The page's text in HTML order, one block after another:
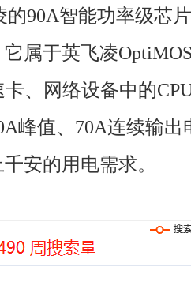
的90A智能功率级芯
属于英飞凌
、网络设备中的
峰值、70A连续输
安的用电需求。